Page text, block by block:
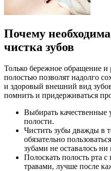
Почему
чистка зубов
Только бережное обращение и
полостью позволят надолго
и здоровый внешний вид
помнить и придерживаться
Выбирать качественные
полости.
Чистить зубы дважды в
обязательно
зубами не оставалось
Полоскать полость рта
травами, лучше после